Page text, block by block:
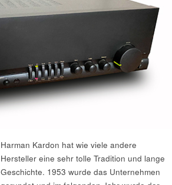
Harman Kardon hat wie viele andere
Hersteller eine sehr tolle Tradition und lange
Geschichte. 1953 wurde das Unternehmen